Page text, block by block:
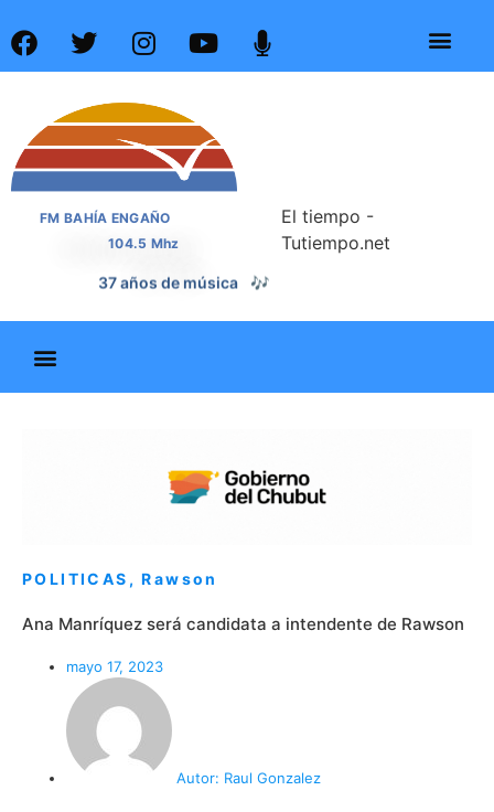
FM BAHÍA ENGAÑO
104.5 Mhz
37 años de noticias 📰
El tiempo -
Tutiempo.net
POLITICAS ,Rawson
Ana Manríquez será candidata a intendente de Rawson
mayo 17, 2023
Autor: Raul Gonzalez